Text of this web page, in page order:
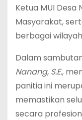
Ketua MUI Desa
Masyarakat,
berbagai
‎Dalam
Nanang, S.E.,
panitia ini
memastikan
secara